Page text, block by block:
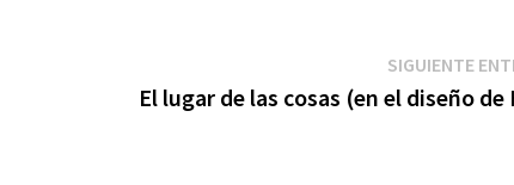
SIGUIENTE
El lugar de las cosas (en el diseño de